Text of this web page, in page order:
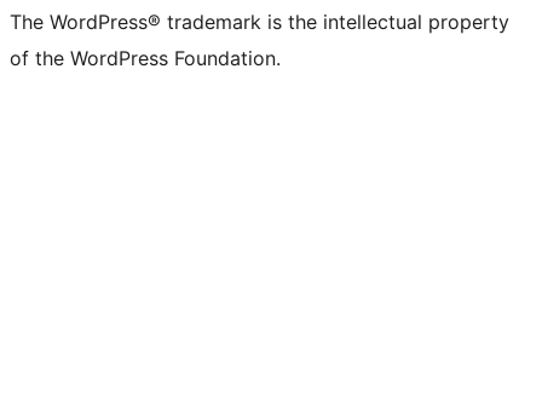
The WordPress® trademark is the intellectual property
of the WordPress Foundation.